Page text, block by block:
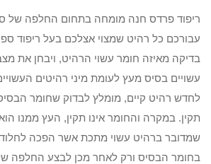
ריפוד פרדס חנה מומחה בתחום החלפה של
עבורכם כל רהיט שמצוי אצלכם בעל ריפוד
בדיקה מאיזה חומר עשוי הרהיט, ויבחן את
עשויים בסיס מעץ לעומת מיני רהיטים
לחדש רהיט קיים, מומלץ לבדוק שחומר
תקין. במקרה והחומר אינו תקין, העץ ממנו
שמדובר ברהיט עשוי מתכת אשר הפכה
בחומר הבסיס ורק לאחר מכן לבצע החלפה